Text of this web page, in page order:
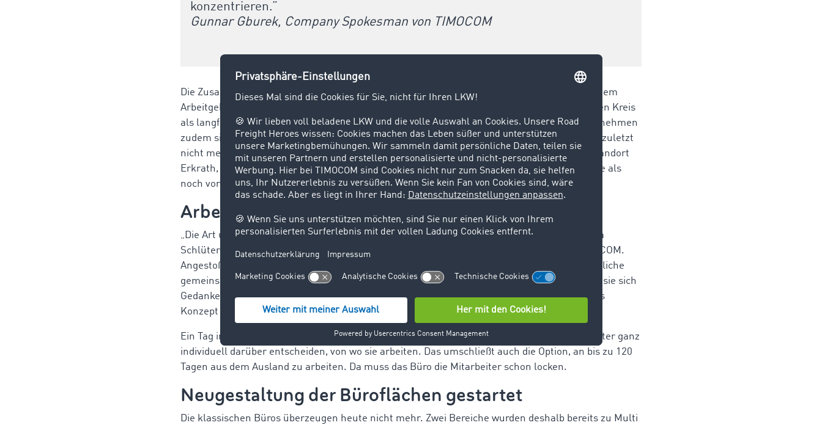
konzentrieren.”
Gunnar Gburek, Company Spokesman von TIMOCOM
Die Zusammenarbeit mit dem Kreis Mettmann ist TIMOCOM als größtem privatwirtschaftlichem
Arbeitgeber ein wichtiges Anliegen. Umso mehr freuen sich die Verantwortlichen, dass sie den Kreis
als langfristigen Mieter gewinnen konnten. Mit der Neuvermietung stellt das Familienunternehmen
zudem sicher, dass sämtliche Räumlichkeiten der beiden Gebäude genutzt werden. Das war zuletzt
nicht mehr der Fall. Das IT-Unternehmen begrüßte zwar gerade den 500. Mitarbeiter am Standort
Erkrath, benötigt aber aufgrund eines hybriden Arbeitskonzepts sehr viel weniger Bürofläche als
noch vor wenigen Jahren.
Arbeit bei TIMOCOM flexibilisiert
„Die Art unserer Zusammenarbeit hat sich in den letzten Jahren stark verändert“, sagt Luisa
Schlüter, HR Business Partner und zuständig für das Thema New Ways of Working bei TIMOCOM.
Angestoßen wurde der Wandel durch Corona, aber vorangetrieben haben ihn HR-Verantwortliche
gemeinsam mit Freiwilligen aus der Mitarbeiterschaft. In einem Future Work Contest haben sie sich
Gedanken dazu gemacht, wie die Arbeit bei TIMOCOM künftig aussehen soll. Heraus kam das
Konzept des hybriden Office.
Ein Tag im Monat ist für Teamwork vor Ort vorgesehen, die übrigen Tage können die Mitarbeiter ganz
individuell darüber entscheiden, von wo sie arbeiten. Das umschließt auch die Option, an bis zu 120
Tagen aus dem Ausland zu arbeiten. Da muss das Büro die Mitarbeiter schon locken.
Neugestaltung der Büroflächen gestartet
Die klassischen Büros überzeugen heute nicht mehr. Zwei Bereiche wurden deshalb bereits zu Multi